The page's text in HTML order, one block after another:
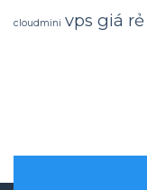
cloudmini vps giá rẻ